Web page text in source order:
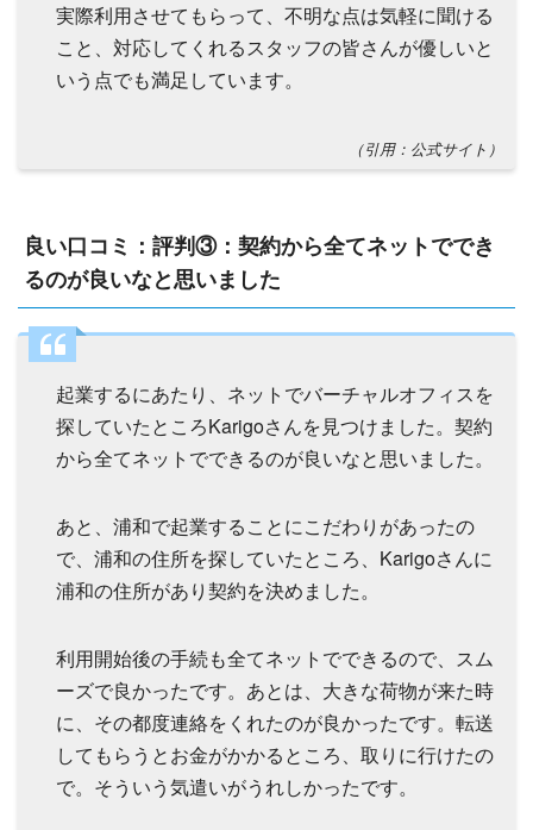
実際利用させてもらって、不明な点は気軽に聞ける
こと、対応してくれるスタッフの皆さんが優しいと
いう点でも満足しています。
（引用：公式サイト）
良い口コミ：評判③：契約から全てネットででき
るのが良いなと思いました
起業するにあたり、ネットでバーチャルオフィスを
探していたところKarigoさんを見つけました。契約
から全てネットでできるのが良いなと思いました。
あと、浦和で起業することにこだわりがあったの
で、浦和の住所を探していたところ、Karigoさんに
浦和の住所があり契約を決めました。
利用開始後の手続も全てネットでできるので、スム
ーズで良かったです。あとは、大きな荷物が来た時
に、その都度連絡をくれたのが良かったです。転送
してもらうとお金がかかるところ、取りに行けたの
で。そういう気遣いがうれしかったです。